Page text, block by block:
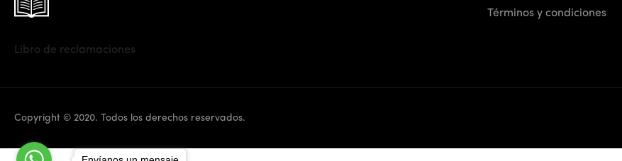
Libro de reclamaciones
Términos y condiciones
Copyright © 2020. Todos los derechos reservados.